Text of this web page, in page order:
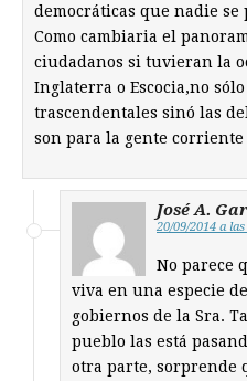
democráticas que nadie
Como cambiaria el
ciudadanos si tuvieran la
Inglaterra o Escocia,no
trascendentales sinó las
son para la gente corriente
José A.
20/09/2014 a
No parece
viva en una especie
gobiernos de la Sra.
pueblo las está
otra parte, sorprende